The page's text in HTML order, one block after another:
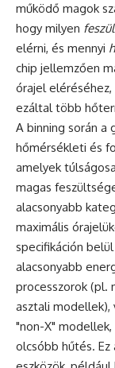
működő magok
hogy milyen
elérni, és mennyi
chip jellemzően
órajel
ezáltal több
A binning során a
hőmérsékleti és
amelyek
magas
alacsonyabb
maximális
specifikáción
alacsonyabb
processzorok (pl.
asztali modellek),
"non-X"
olcsóbb hűtés.